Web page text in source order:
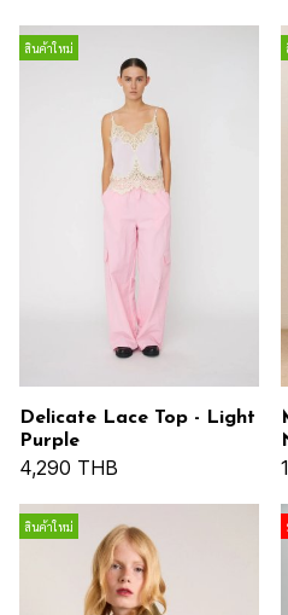
สินค้าใหม่
Delicate Lace Top - Light
Purple
4,290 THB
สินค้าใหม่